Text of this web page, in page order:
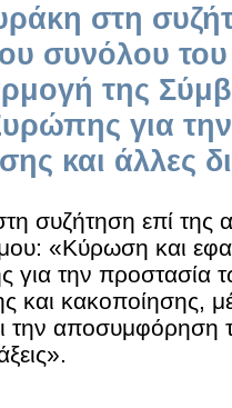
στη
συνόλου
της
για
και άλλες
συζήτηση επί της
«Κύρωση και
για την προστασία
και κακοποίησης,
την αποσυμφόρηση